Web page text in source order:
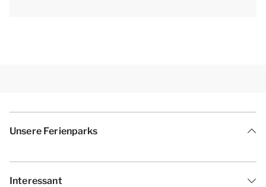
Unsere Ferienparks
Interessant